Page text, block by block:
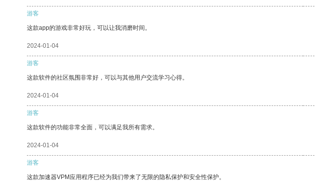
游客
这款app的游戏非常好玩，可以让我消磨时间。
2024-01-04
游客
这款软件的社区氛围非常好，可以与其他用户交流学习心得。
2024-01-04
游客
这款软件的功能非常全面，可以满足我所有需求。
2024-01-04
游客
这款加速器VPM应用程序已经为我们带来了无限的隐私保护和安全性保护。